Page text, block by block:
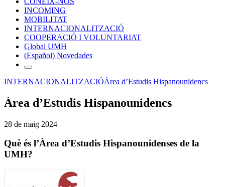
INCOMING
MOBILITAT
INTERNACIONALITZACIÓ
COOPERACIÓ I VOLUNTARIAT
Global UMH
(Español) Novedades
INTERNACIONALITZACIÓÀrea d’Estudis Hispanounidencs
Àrea d’Estudis Hispanounidencs
28 de maig 2024
Què és l’Àrea d’Estudis Hispanounidenses de la
UMH?